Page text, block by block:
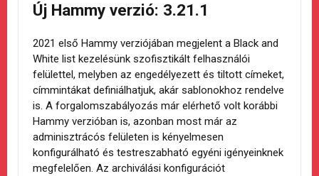
Új Hammy verzió: 3.21.1
2021 első Hammy verziójában megjelent a Black and
White list kezelésünk szofisztikált felhasználói
felülettel, melyben az engedélyezett és tiltott címeket,
címmintákat definiálhatjuk, akár sablonokhoz rendelve
is. A forgalomszabályozás már elérhető volt korábbi
Hammy verzióban is, azonban most már az
adminisztrácós felületen is kényelmesen
konfigurálható és testreszabható egyéni igényeinknek
megfelelően. Az archiválási konfigurációt